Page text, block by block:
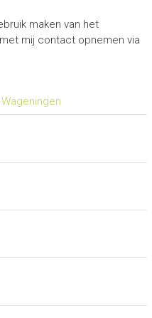
maken van het
mij contact opnemen via